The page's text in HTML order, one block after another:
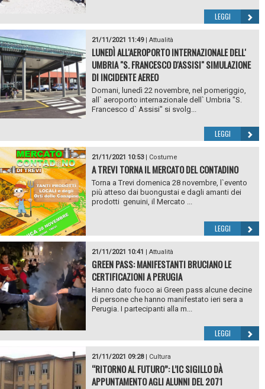
LEGGI
21/11/2021 11:49| Attualità
LUNEDÌ ALL'AEROPORTO INTERNAZIONALE DELL'
UMBRIA "S. FRANCESCO D'ASSISI" SIMULAZIONE
DI INCIDENTE AEREO
Domani, lunedì 22 novembre, nel pomeriggio,
all` aeroporto internazionale dell` Umbria "S.
Francesco d` Assisi" si svolg...
LEGGI
21/11/2021 10:53| Costume
A TREVI TORNA IL MERCATO DEL CONTADINO
Torna a Trevi domenica 28 novembre, l`evento
più atteso dai buongustai e dagli amanti dei
prodotti genuini, il Mercato ...
LEGGI
21/11/2021 10:41 | Attualità
GREEN PASS: MANIFESTANTI BRUCIANO LE
CERTIFICAZIONI A PERUGIA
Hanno dato fuoco ai Green pass alcune decine
di persone che hanno manifestato ieri sera a
Perugia. I partecipanti alla m...
LEGGI
21/11/2021 09:28| Cultura
“RITORNO AL FUTURO”: L’IC SIGILLO DÀ
APPUNTAMENTO AGLI ALUNNI DEL 2071